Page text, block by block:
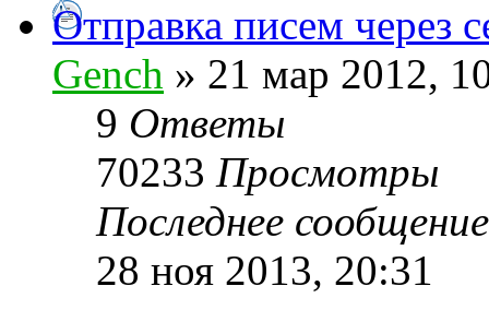
Отправка писем через
Gench » 21 мар 2012,
9 Ответы
70233 Просмотры
Последнее
28 ноя 2013, 20:31